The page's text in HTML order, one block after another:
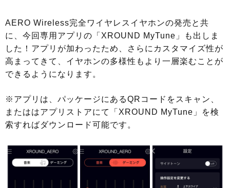
AERO Wireless完全ワイヤレスイヤホンの発売と共
に、今回専用アプリの「XROUND MyTune」も出しま
した！アプリが加わったため、さらにカスタマイズ性が
高まってきて、イヤホンの多様性もより一層楽むことが
できるようになります。
※アプリは、パッケージにあるQRコードをスキャン、
またははアプリストアにて「XROUND MyTune」を検
索すればダウンロード可能です。